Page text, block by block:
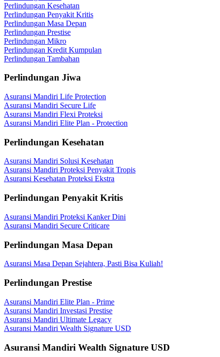
Perlindungan Kesehatan
Perlindungan Penyakit Kritis
Perlindungan Masa Depan
Perlindungan Prestise
Perlindungan Mikro
Perlindungan Kredit Kumpulan
Perlindungan Tambahan
Perlindungan Jiwa
Asuransi Mandiri Life Protection
Asuransi Mandiri Secure Life
Asuransi Mandiri Flexi Proteksi
Asuransi Mandiri Elite Plan - Protection
Perlindungan Kesehatan
Asuransi Mandiri Solusi Kesehatan
Asuransi Mandiri Proteksi Penyakit Tropis
Asuransi Kesehatan Proteksi Ekstra
Perlindungan Penyakit Kritis
Asuransi Mandiri Proteksi Kanker Dini
Asuransi Mandiri Secure Criticare
Perlindungan Masa Depan
Asuransi Masa Depan Sejahtera, Pasti Bisa Kuliah!
Perlindungan Prestise
Asuransi Mandiri Elite Plan - Prime
Asuransi Mandiri Investasi Prestise
Asuransi Mandiri Ultimate Legacy
Asuransi Mandiri Wealth Signature USD
Asuransi Mandiri Wealth Signature USD